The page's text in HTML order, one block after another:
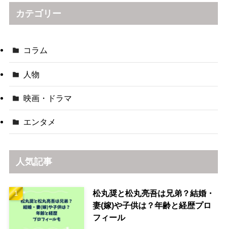
カテゴリー
コラム
人物
映画・ドラマ
エンタメ
人気記事
松丸奨と松丸亮吾は兄弟？結婚・
妻(嫁)や子供は？年齢と経歴プロ
フィール